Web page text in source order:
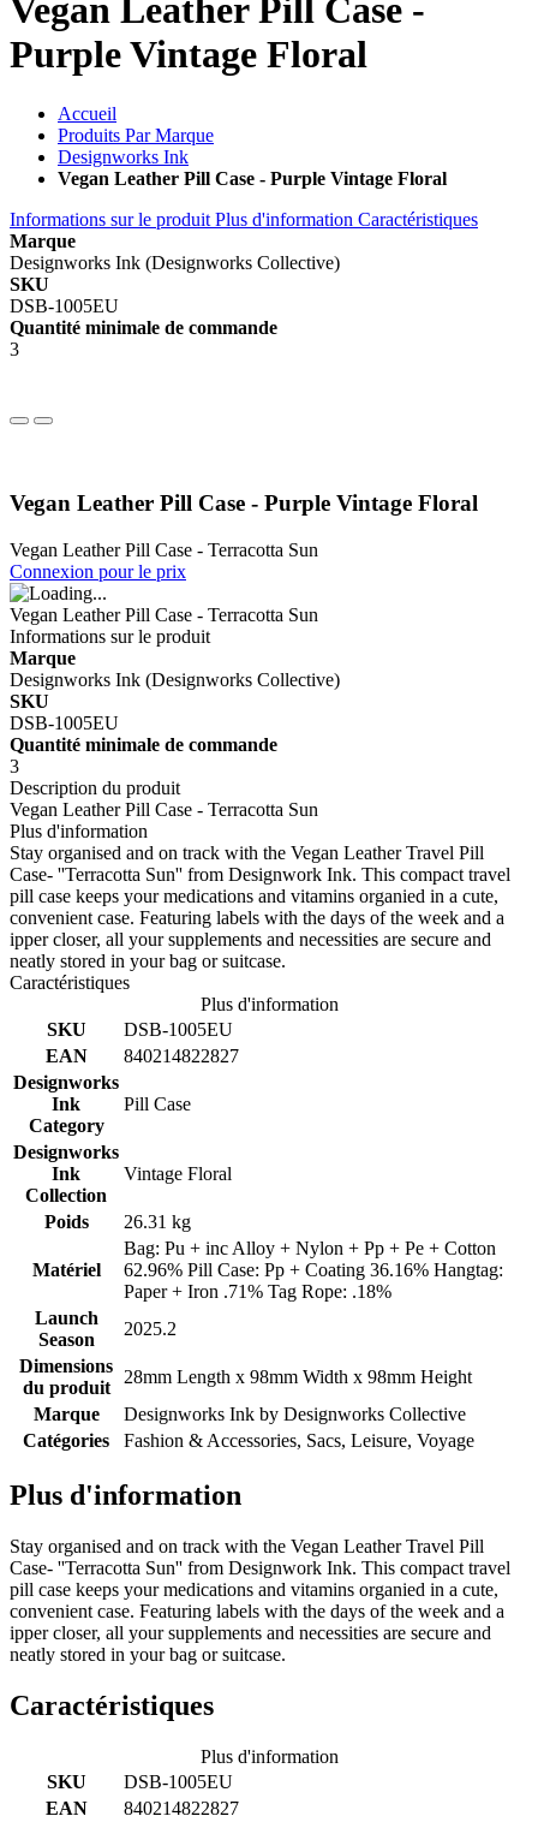
Vegan Leather Pill Case -
Purple Vintage Floral
Accueil
Produits Par Marque
Designworks Ink
Vegan Leather Pill Case - Purple Vintage Floral
Informations sur le produit Plus d'information Caractéristiques
Marque
Designworks Ink (Designworks Collective)
SKU
DSB-1005EU
Quantité minimale de commande
3
Vegan Leather Pill Case - Purple Vintage Floral
Vegan Leather Pill Case - Terracotta Sun
Connexion pour le prix
Vegan Leather Pill Case - Terracotta Sun
Informations sur le produit
Marque
Designworks Ink (Designworks Collective)
SKU
DSB-1005EU
Quantité minimale de commande
3
Description du produit
Vegan Leather Pill Case - Terracotta Sun
Plus d'information
Stay organised and on track with the Vegan Leather Travel Pill
Case- ''Terracotta Sun'' from Designwork Ink. This compact travel
pill case keeps your medications and vitamins organied in a cute,
convenient case. Featuring labels with the days of the week and a
ipper closer, all your supplements and necessities are secure and
neatly stored in your bag or suitcase.
Caractéristiques
Plus d'information
SKU
DSB-1005EU
EAN
840214822827
Designworks
Ink
Category
Pill Case
Designworks
Ink
Collection
Vintage Floral
Poids 26.31 kg
Matériel
Bag: Pu + inc Alloy + Nylon + Pp + Pe + Cotton
62.96% Pill Case: Pp + Coating 36.16% Hangtag:
Paper + Iron .71% Tag Rope: .18%
Launch
Season
2025.2
Dimensions
du produit
28mm Length x 98mm Width x 98mm Height
Marque
Designworks Ink by Designworks Collective
Catégories
Fashion & Accessories, Sacs, Leisure, Voyage
Plus d'information
Stay organised and on track with the Vegan Leather Travel Pill
Case- ''Terracotta Sun'' from Designwork Ink. This compact travel
pill case keeps your medications and vitamins organied in a cute,
convenient case. Featuring labels with the days of the week and a
ipper closer, all your supplements and necessities are secure and
neatly stored in your bag or suitcase.
Caractéristiques
Plus d'information
SKU
DSB-1005EU
EAN
840214822827